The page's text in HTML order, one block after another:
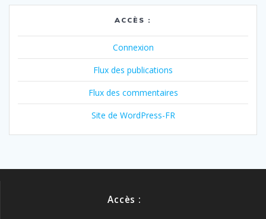
ACCÈS :
Connexion
Flux des publications
Flux des commentaires
Site de WordPress-FR
Accès :